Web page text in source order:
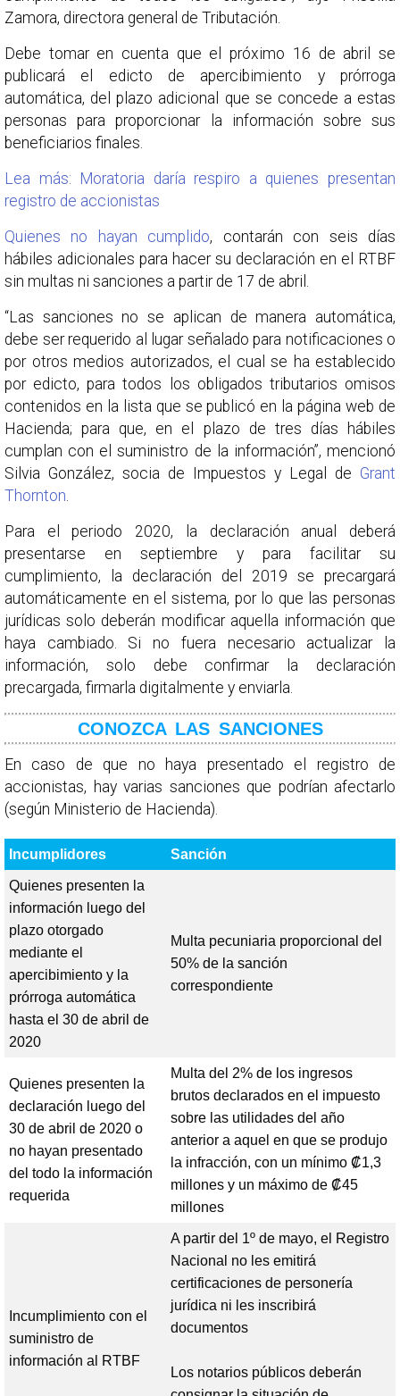
Zamora, directora general de Tributación.
Debe tomar en cuenta que el próximo 16 de abril se
publicará el edicto de apercibimiento y prórroga
automática, del plazo adicional que se concede a estas
personas para proporcionar la información sobre sus
beneficiarios finales.
Lea más: Moratoria daría respiro a quienes presentan
registro de accionistas
Quienes no hayan cumplido, contarán con seis días
hábiles adicionales para hacer su declaración en el RTBF
sin multas ni sanciones a partir de 17 de abril.
“Las sanciones no se aplican de manera automática,
debe ser requerido al lugar señalado para notificaciones o
por otros medios autorizados, el cual se ha establecido
por edicto, para todos los obligados tributarios omisos
contenidos en la lista que se publicó en la página web de
Hacienda; para que, en el plazo de tres días hábiles
cumplan con el suministro de la información”, mencionó
Silvia González, socia de Impuestos y Legal de Grant
Thornton.
Para el periodo 2020, la declaración anual deberá
presentarse en septiembre y para facilitar su
cumplimiento, la declaración del 2019 se precargará
automáticamente en el sistema, por lo que las personas
jurídicas solo deberán modificar aquella información que
haya cambiado. Si no fuera necesario actualizar la
información, solo debe confirmar la declaración
precargada, firmarla digitalmente y enviarla.
CONOZCA LAS SANCIONES
En caso de que no haya presentado el registro de
accionistas, hay varias sanciones que podrían afectarlo
(según Ministerio de Hacienda).
Incumplidores Sanción
Quienes presenten la
información luego del
plazo otorgado
mediante el
apercibimiento y la
prórroga automática
hasta el 30 de abril de
2020
Multa pecuniaria proporcional del
50% de la sanción
correspondiente
Quienes presenten la
declaración luego del
30 de abril de 2020 o
no hayan presentado
del todo la información
requerida
Multa del 2% de los ingresos
brutos declarados en el impuesto
sobre las utilidades del año
anterior a aquel en que se produjo
la infracción, con un mínimo ₡1,3
millones y un máximo de ₡45
millones
Incumplimiento con el
suministro de
información al RTBF
A partir del 1º de mayo, el Registro
Nacional no les emitirá
certificaciones de personería
jurídica ni les inscribirá
documentos
Los notarios públicos deberán